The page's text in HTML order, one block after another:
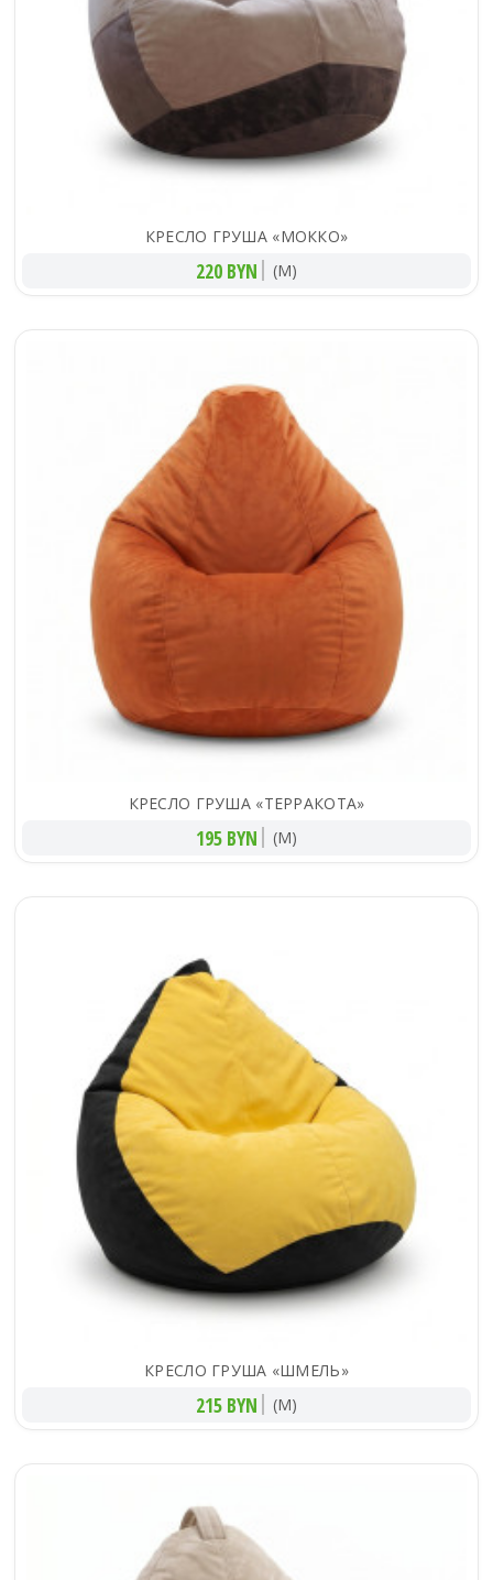
КРЕСЛО ГРУША «МОККО»
220 BYN (M)
КРЕСЛО ГРУША «ТЕРРАКОТА»
195 BYN (M)
КРЕСЛО ГРУША «ШМЕЛЬ»
215 BYN (M)